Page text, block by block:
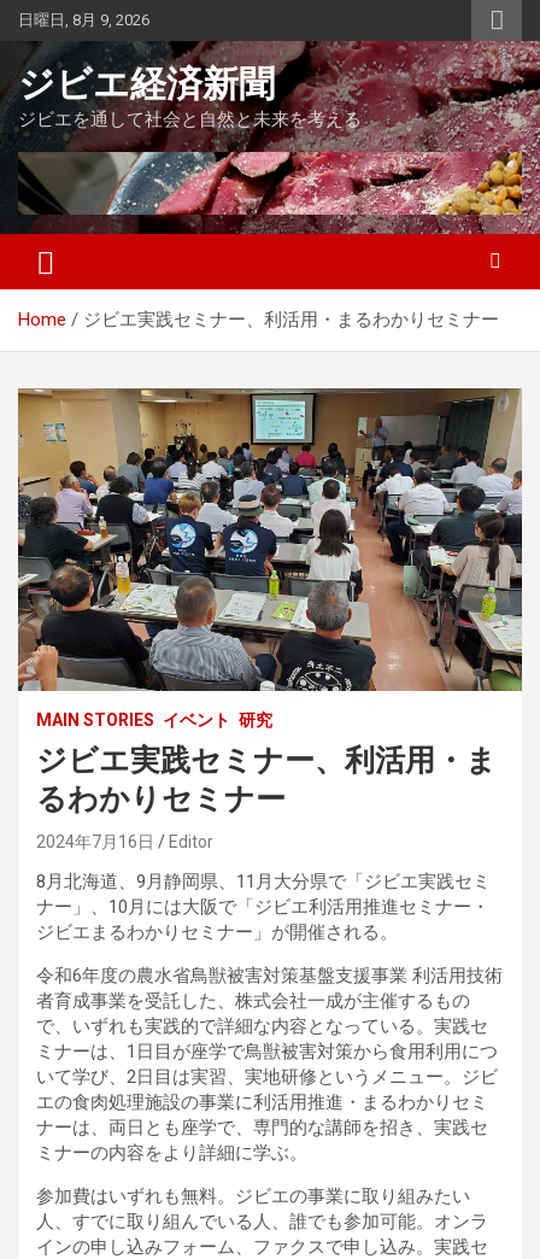
Skip
content
日曜日, 8月 9, 2026
ジビエ経済新聞
ジビエを通して社会と自然と未来を考える
Home ジビエ実践セミナー、利活用・まるわかりセミナー
MAIN STORIES イベント 研究
ジビエ実践セミナー、利活用・ま
るわかりセミナー
2024年7月16日 Editor
8月北海道、9月静岡県、11月大分県で「ジビエ実践セミ
ナー」、10月には大阪で「ジビエ利活用推進セミナー・
ジビエまるわかりセミナー」が開催される。
令和6年度の農水省鳥獣被害対策基盤支援事業 利活用技術
者育成事業を受託した、株式会社一成が主催するもの
で、いずれも実践的で詳細な内容となっている。実践セ
ミナーは、1日目が座学で鳥獣被害対策から食用利用につ
いて学び、2日目は実習、実地研修というメニュー。ジビ
エの食肉処理施設の事業に利活用推進・まるわかりセミ
ナーは、両日とも座学で、専門的な講師を招き、実践セ
ミナーの内容をより詳細に学ぶ。
参加費はいずれも無料。ジビエの事業に取り組みたい
人、すでに取り組んでいる人、誰でも参加可能。オンラ
インの申し込みフォーム、ファクスで申し込み。実践セ